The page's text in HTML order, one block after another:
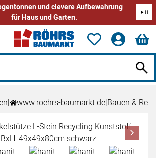
und clevere Aufbewahrung
für Haus und Garten.
springen
| www.roehrs-baumarkt.de|Bauen &
springen